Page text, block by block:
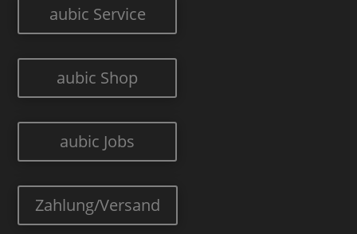
aubic Service
aubic Shop
aubic Jobs
Zahlung/Versand